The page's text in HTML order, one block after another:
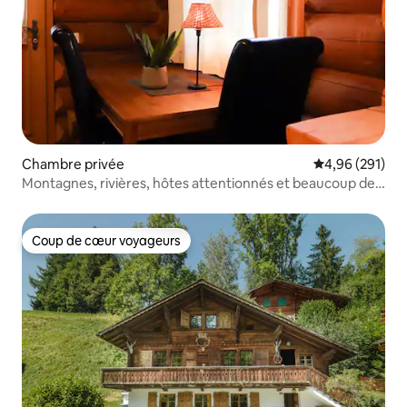
Chambre privée Évaluation
4,96 (291)
Montagnes, rivières, hôtes attentionnés et beaucoup de
Coup de cœur voyageurs
Coup de cœur voyageurs